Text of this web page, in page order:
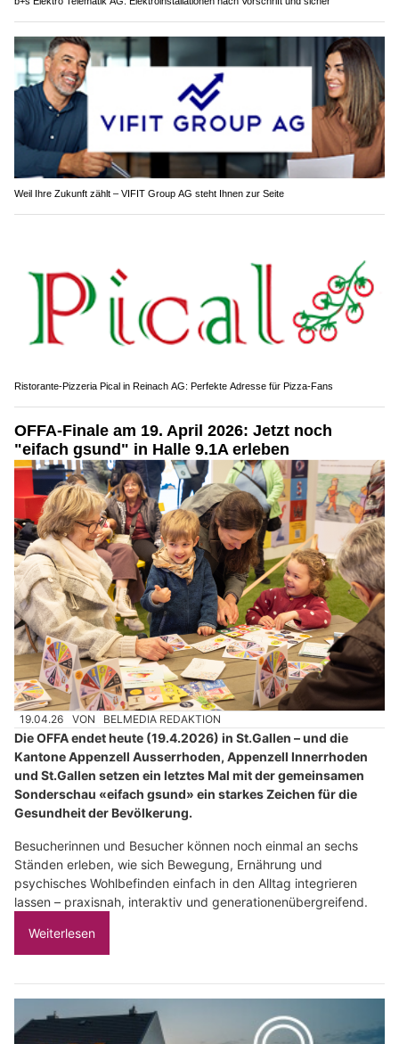
Weil Ihre Zukunft zählt – VIFIT Group AG steht Ihnen zur Seite
Ristorante-Pizzeria Pical in Reinach AG: Perfekte Adresse für Pizza-Fans
OFFA-Finale am 19. April 2026: Jetzt noch
"eifach gsund" in Halle 9.1A erleben
19.04.26 VON BELMEDIA REDAKTION
Die OFFA endet heute (19.4.2026) in St.Gallen – und die
Kantone Appenzell Ausserrhoden, Appenzell Innerrhoden
und St.Gallen setzen ein letztes Mal mit der gemeinsamen
Sonderschau «eifach gsund» ein starkes Zeichen für die
Gesundheit der Bevölkerung.
Besucherinnen und Besucher können noch einmal an sechs
Ständen erleben, wie sich Bewegung, Ernährung und
psychisches Wohlbefinden einfach in den Alltag integrieren
lassen – praxisnah, interaktiv und generationenübergreifend.
Weiterlesen